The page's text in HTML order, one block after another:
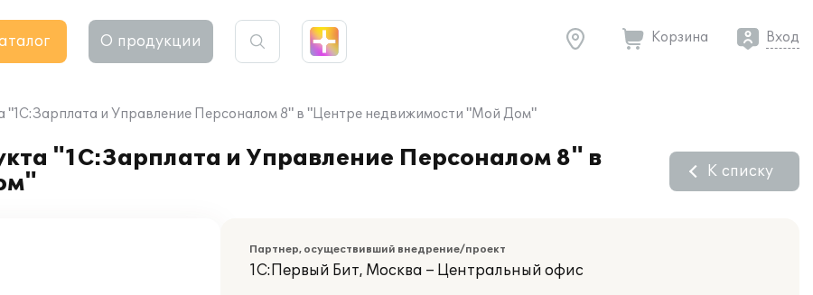
О продукции Корзина Вход
"1С:Зарплата и Управление Персоналом 8" в "Центре недвижимости "Мой Дом"
"1С:Зарплата и Управление Персоналом 8" в
К списку
Партнер, осуществивший внедрение/проект
1С:Первый Бит, Москва – Центральный офис